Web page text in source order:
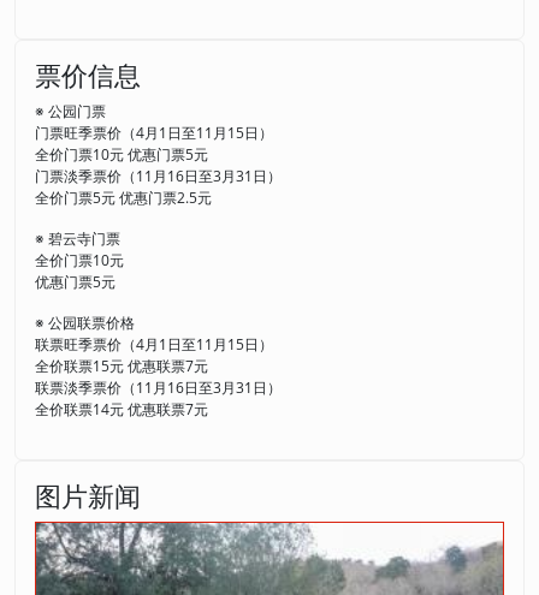
票价信息
※ 公园门票
门票旺季票价（4月1日至11月15日）
全价门票10元 优惠门票5元
门票淡季票价（11月16日至3月31日）
全价门票5元 优惠门票2.5元
※ 碧云寺门票
全价门票10元
优惠门票5元
※ 公园联票价格
联票旺季票价（4月1日至11月15日）
全价联票15元 优惠联票7元
联票淡季票价（11月16日至3月31日）
全价联票14元 优惠联票7元
图片新闻